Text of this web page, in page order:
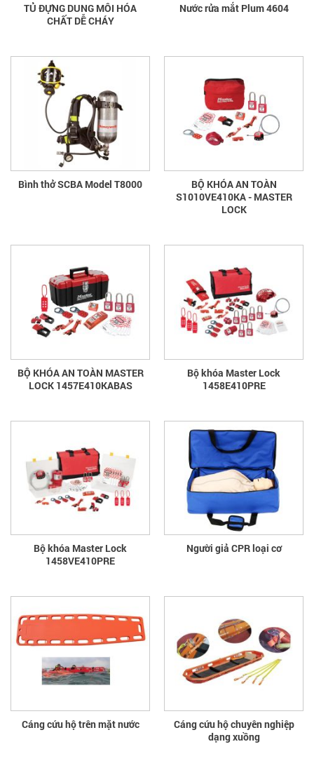
TỦ ĐỰNG DUNG MÔI HÓA
CHẤT DỄ CHÁY
Nước rửa mắt Plum 4604
Bình thở SCBA Model T8000
BỘ KHÓA AN TOÀN
S1010VE410KA - MASTER
LOCK
BỘ KHÓA AN TOÀN MASTER
LOCK 1457E410KABAS
Bộ khóa Master Lock
1458E410PRE
Bộ khóa Master Lock
1458VE410PRE
Người giả CPR loại cơ
Cáng cứu hộ trên mặt nước
Cáng cứu hộ chuyên nghiệp
dạng xuồng